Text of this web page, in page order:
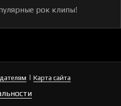
рок клипы!
| Карта сайта